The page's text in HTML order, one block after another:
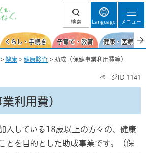
検索 Language メニュー
くらし・手続き 子育て・教育 健康・医療・
> 健康 > 健康診査 > 助成（保健事業利用費等）
ページID 1141
利用費）
入している18歳以上の方々の、健康
とを目的とした助成事業です。（保